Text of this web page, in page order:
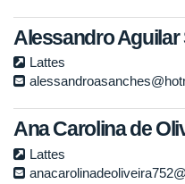
Alessandro Aguilar
Lattes
Ana Carolina de
Lattes